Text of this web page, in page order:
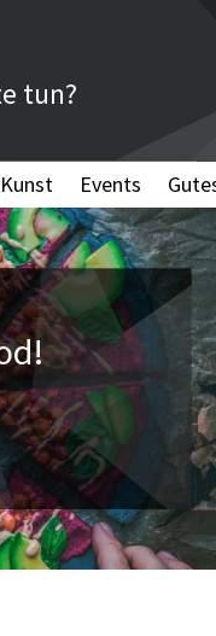
tun?
Kunst Events